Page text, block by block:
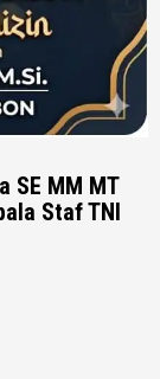
SE MM MT
Staf TNI